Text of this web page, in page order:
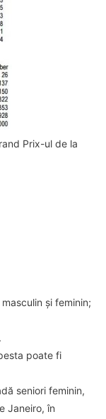
Prix-ul de la
și feminin;
poate fi
seniori feminin,
Janeiro, în